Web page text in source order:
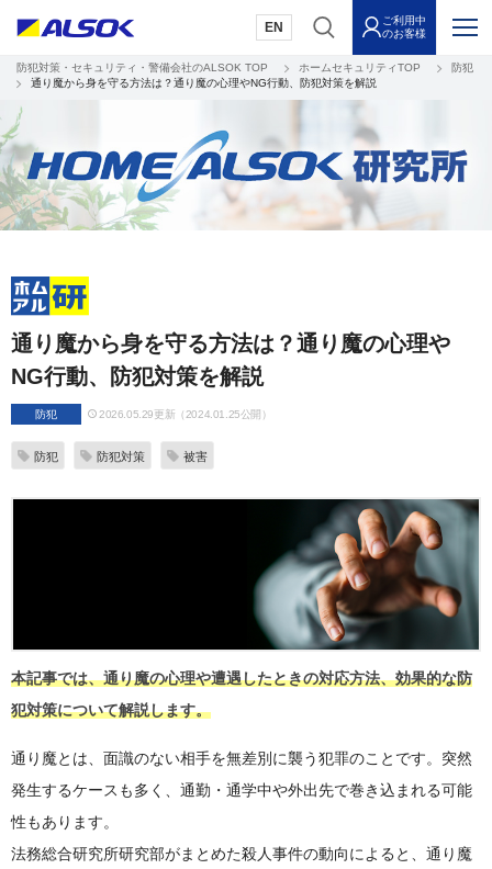
EN
ご利用中
のお客様
防犯対策・セキュリティ・警備会社のALSOK TOP ホームセキュリティTOP
防犯
通り魔から身を守る方法は？通り魔の心理やNG行動、防犯対策を解説
通り魔から身を守る方法は？通り魔の心理や
NG行動、防犯対策を解説
防犯 2026.05.29更新（2024.01.25公開）
防犯 防犯対策 被害
本記事では、通り魔の心理や遭遇したときの対応方法、効果的な防
犯対策について解説します。
通り魔とは、面識のない相手を無差別に襲う犯罪のことです。突然
発生するケースも多く、通勤・通学中や外出先で巻き込まれる可能
性もあります。
法務総合研究所研究部がまとめた殺人事件の動向によると、通り魔